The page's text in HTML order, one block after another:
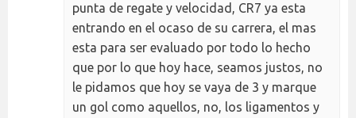
punta de regate y velocidad, CR7 ya esta
entrando en el ocaso de su carrera, el mas
esta para ser evaluado por todo lo hecho
que por lo que hoy hace, seamos justos, no
le pidamos que hoy se vaya de 3 y marque
un gol como aquellos, no, los ligamentos y